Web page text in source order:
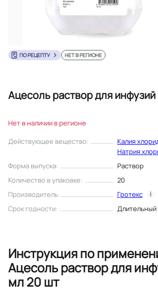
Ацесоль раствор для
ПО РЕЦЕПТУ НЕТ В РЕГИОНЕ
Действующее вещество: Калия
Натрия
Форма выпуска:
Раствор
Количество в упаковке:
20
Производитель
Гротекс i
Срок годности: Длительный
Нет в наличии в регионе
Инструкция по
Ацесоль раствор для
мл 20 шт